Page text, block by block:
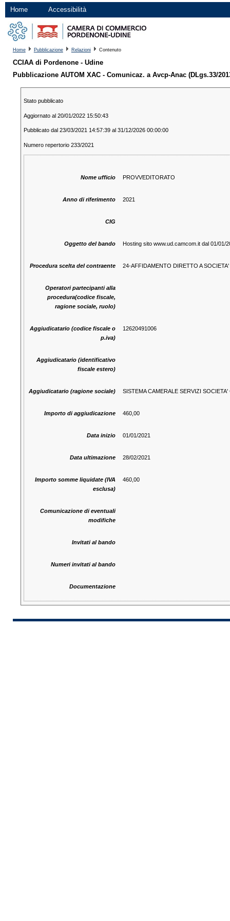
Home Accessibilità
Home Pubblicazione Relazioni Contenuto
CCIAA di Pordenone - Udine
Pubblicazione AUTOM XAC - Comunicaz. a Avcp-Anac (DLgs.33/
Stato pubblicato
Aggiornato al 20/01/2022 15:50:43
Pubblicato dal 23/03/2021 14:57:39 al 31/12/2026 00:00:00
Numero repertorio 233/2021
Nome ufficio PROVVEDITORATO
Anno di riferimento 2021
CIG
Oggetto del bando Hosting sito www.ud.camcom.it dal 01/01/
Procedura scelta del contraente 24-AFFIDAMENTO DIRETTO A
Operatori partecipanti alla
procedura(codice fiscale,
ragione sociale, ruolo)
Aggiudicatario (codice fiscale o
p.iva)
12620491006
Aggiudicatario (identificativo
fiscale estero)
Aggiudicatario (ragione sociale) SISTEMA CAMERALE SERVIZI
Importo di aggiudicazione 460,00
Data inizio 01/01/2021
Data ultimazione 28/02/2021
Importo somme liquidate (IVA
esclusa)
460,00
Comunicazione di eventuali
modifiche
Invitati al bando
Numeri invitati al bando
Documentazione